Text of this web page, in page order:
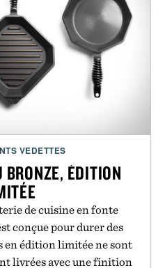
VEDETTES
BRONZE, ÉDITION
de cuisine en fonte
conçue pour durer des
en édition limitée ne sont
livrées avec une finition